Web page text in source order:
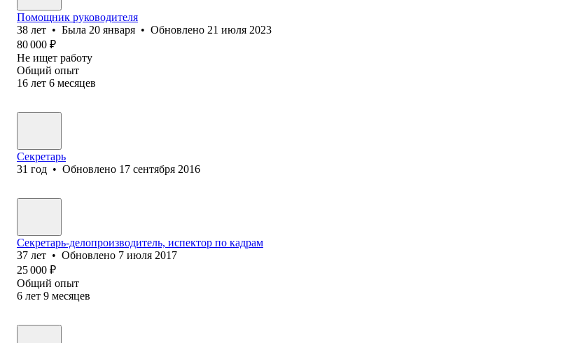
Помощник руководителя
38 лет • Была 20 января • Обновлено 21 июля 2023
80 000 ₽
Не ищет работу
Общий опыт
16 лет 6 месяцев
Секретарь
31 год • Обновлено 17 сентября 2016
Секретарь-делопроизводитель, испектор по кадрам
37 лет • Обновлено 7 июля 2017
25 000 ₽
Общий опыт
6 лет 9 месяцев